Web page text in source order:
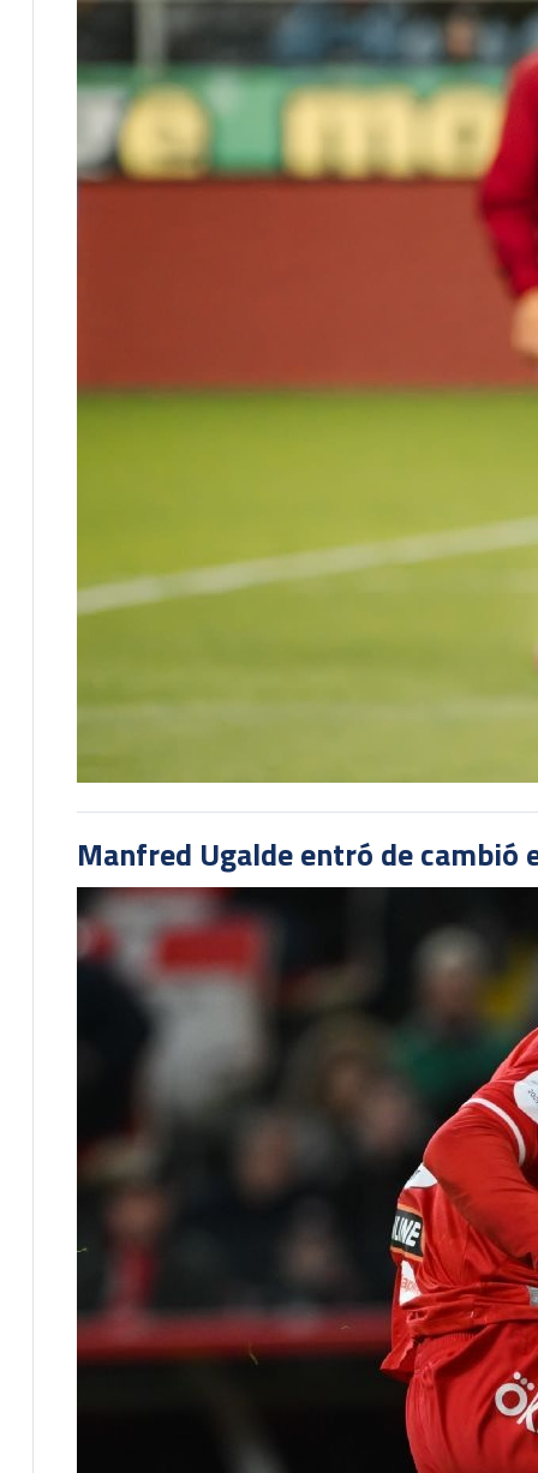
Manfred Ugalde entró de cambió